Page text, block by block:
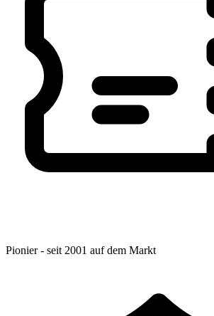
Pionier - seit 2001 auf dem Markt